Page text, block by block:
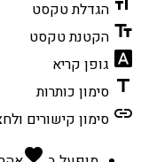
הגדלת טקסט
text_fields הקטנת טקסט
font_download גופן קריא
title סימון כותרות
link סימון קישורים
favorite